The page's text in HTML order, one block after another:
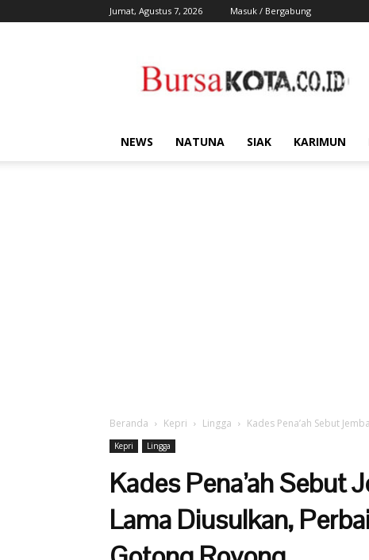
Jumat, Agustus 7, 2026 Masuk / Bergabung
Kota
NEWS NATUNA SIAK KARIMUN
Beranda Kepri Lingga Kades Pena’ah Sebut
Kepri Lingga
Kades Pena’ah Sebut
Lama Diusulkan,